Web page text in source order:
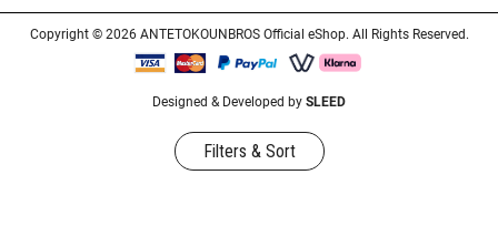
Filters & Sort
Copyright © 2026 ANTETOKOUNBROS Official eShop. All Rights Reserved.
Designed & Developed by SLEED